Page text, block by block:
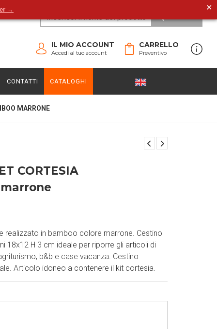
→ ✕
CARRELLO
Preventivo
IL MIO ACCOUNT
Accedi al tuo account
CONTATTI CATALOGHI
MARRONE
CORTESIA
realizzato in bamboo colore marrone. Cestino
18x12 H 3 cm ideale per riporre gli articoli di
b&b e case vacanza. Cestino
Articolo idoneo a contenere il kit cortesia.